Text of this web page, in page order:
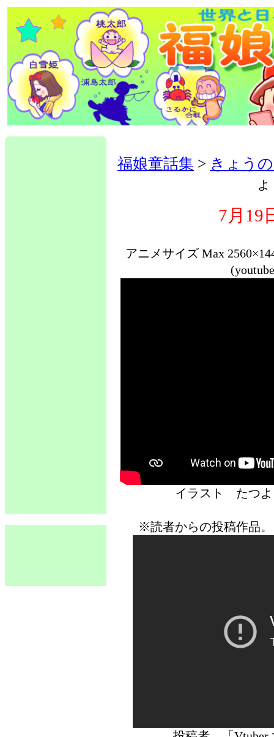
福娘童話集 > きょう
7月19
アニメサイズ Max
イラスト
※読者からの投稿作品